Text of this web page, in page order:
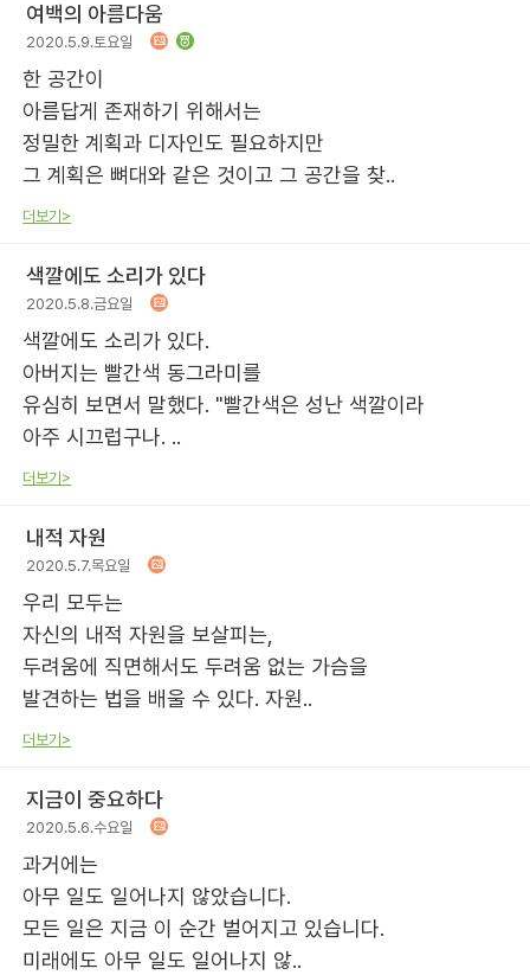
여백의 아름다움
2020.5.9.토요일
한 공간이
아름답게 존재하기 위해서는
정밀한 계획과 디자인도 필요하지만
그 계획은 뼈대와 같은 것이고 그 공간을 찾..
더보기>
색깔에도 소리가 있다
2020.5.8.금요일
색깔에도 소리가 있다.
아버지는 빨간색 동그라미를
유심히 보면서 말했다. "빨간색은 성난 색깔이라
아주 시끄럽구나. ..
더보기>
내적 자원
2020.5.7.목요일
우리 모두는
자신의 내적 자원을 보살피는,
두려움에 직면해서도 두려움 없는 가슴을
발견하는 법을 배울 수 있다. 자원..
더보기>
지금이 중요하다
2020.5.6.수요일
과거에는
아무 일도 일어나지 않았습니다.
모든 일은 지금 이 순간 벌어지고 있습니다.
미래에도 아무 일도 일어나지 않..